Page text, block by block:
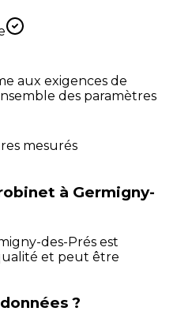
aux exigences de
des paramètres
mesurés
à Germigny-
des-Prés est
et peut être
?